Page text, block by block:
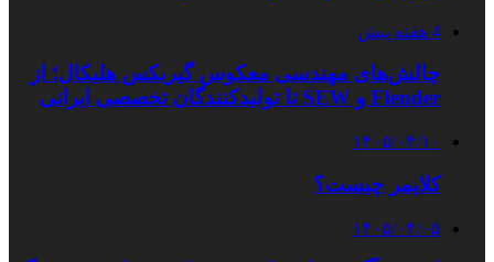
4 هفته پیش
چالش‌های مهندسی معکوس گیربکس هلیکال؛ از
Flender و SEW تا تولیدکنندگان تخصصی ایرانی
۱۴۰۵/۰۴/۱۰
کلایمر چیست؟
۱۴۰۵/۰۴/۰۵